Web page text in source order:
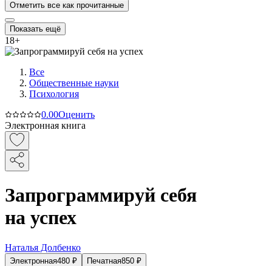
Отметить все как прочитанные
Показать ещё
18+
Все
Общественные науки
Психология
0.00Оценить
Электронная книга
Запрограммируй себя
на успех
Наталья Долбенко
Электронная480 ₽ Печатная850 ₽